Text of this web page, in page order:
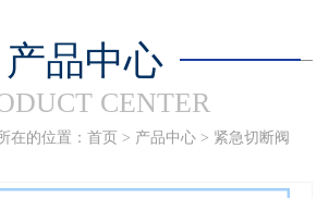
产品中心
CENTER
在的位置：首页 > 产品中心 > 紧急切断阀